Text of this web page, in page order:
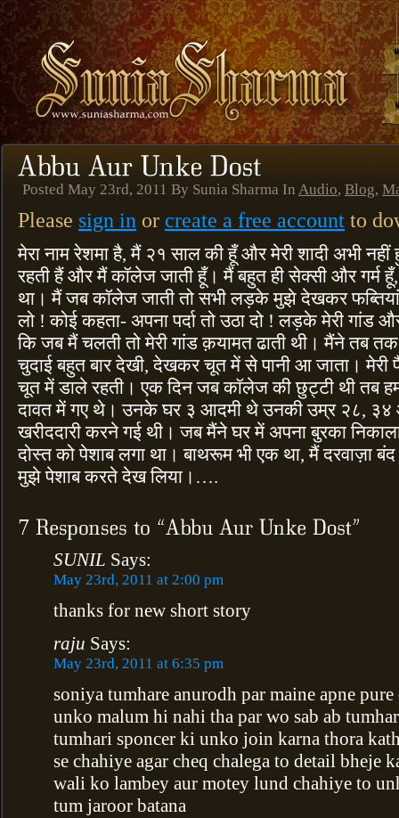
Posted May 23rd, 2011 By Sunia Sharma In Audio, Blog,
Please sign in or create a free account to
मेरा नाम रेशमा है, मैं २१ साल की हूँ और मेरी शादी अभी
रहती हैं और मैं कॉलेज जाती हूँ। मैं बहुत ही सेक्सी और गर्म
था। मैं जब कॉलेज जाती तो सभी लड़के मुझे देखकर
लो ! कोई कहता- अपना पर्दा तो उठा दो ! लड़के मेरी गांड
कि जब मैं चलती तो मेरी गांड क़यामत ढाती थी। मैंने तब
चुदाई बहुत बार देखी, देखकर चूत में से पानी आ जाता। मेरी
चूत में डाले रहती। एक दिन जब कॉलेज की छुट्टी थी तब
दावत में गए थे। उनके घर ३ आदमी थे उनकी उम्र २८, ३४
खरीददारी करने गई थी। जब मैंने घर में अपना बुरका
दोस्त को पेशाब लगा था। बाथरूम भी एक था, मैं दरवाज़ा
मुझे पेशाब करते देख लिया।….
SUNIL Says:
May 23rd, 2011 at 2:00 pm
thanks for new short story
raju Says:
May 23rd, 2011 at 6:35 pm
soniya tumhare anurodh par maine apne
unko malum hi nahi tha par wo sab ab
tumhari sponcer ki unko join karna thora
se chahiye agar cheq chalega to detail bheje
wali ko lambey aur motey lund chahiye to
tum jaroor batana